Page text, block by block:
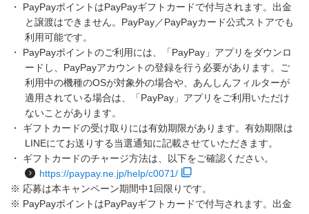
・ PayPayポイントはPayPayギフトカードで付与されます。出金
と譲渡はできません。PayPay／PayPayカード公式ストアでも
利用可能です。
・ PayPayポイントのご利用には、「PayPay」アプリをダウンロ
ードし、PayPayアカウントの登録を行う必要があります。ご
利用中の機種のOSが対象外の場合や、あんしんフィルターが
適用されている場合は、「PayPay」アプリをご利用いただけ
ないことがあります。
・ ギフトカードの受け取りには有効期限があります。有効期限は
LINEにてお送りする当選通知に記載させていただきます。
・ ギフトカードのチャージ方法は、以下をご確認ください。
https://paypay.ne.jp/help/c0071/
※ 応募は本キャンペーン期間中1回限りです。
※ PayPayポイントはPayPayギフトカードで付与されます。出金